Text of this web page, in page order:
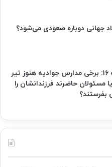
جهانی دوباره صعودی می‌شود؟
شهردار منطقه ۱۶: برخی مدارس جوادیه هنوز تیر
مسئولان حاضرند فرزندانشان را
بفرستند؟